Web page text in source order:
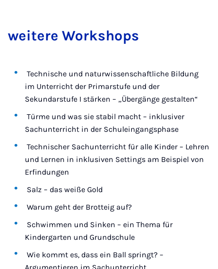
wei­te­re Work­shops
Technische und naturwissenschaftliche Bildung
im Unterricht der Primarstufe und der
Sekundarstufe I stärken – „Übergänge gestalten“
Türme und was sie stabil macht – inklusiver
Sachunterricht in der Schuleingangsphase
Technischer Sachunterricht für alle Kinder – Lehren
und Lernen in inklusiven Settings am Beispiel von
Erfindungen
Salz – das weiße Gold
Warum geht der Brotteig auf?
Schwimmen und Sinken – ein Thema für
Kindergarten und Grundschule
Wie kommt es, dass ein Ball springt? –